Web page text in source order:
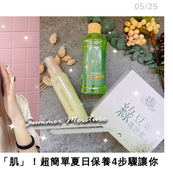
05/25
肌」！超簡單夏日保養4步驟讓你